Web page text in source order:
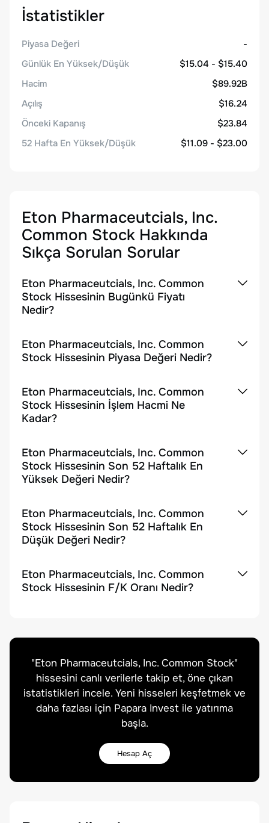
İstatistikler
Piyasa Değeri
-
Günlük En Yüksek/Düşük
$15.04 - $15.40
Hacim
$89.92B
Açılış
$16.24
Önceki Kapanış
$23.84
52 Hafta En Yüksek/Düşük
$11.09 - $23.00
Eton Pharmaceutcials, Inc.
Common Stock Hakkında
Sıkça Sorulan Sorular
Eton Pharmaceutcials, Inc. Common
Stock Hissesinin Bugünkü Fiyatı
Nedir?
Eton Pharmaceutcials, Inc. Common
Stock Hissesinin Piyasa Değeri Nedir?
Eton Pharmaceutcials, Inc. Common
Stock Hissesinin İşlem Hacmi Ne
Kadar?
Eton Pharmaceutcials, Inc. Common
Stock Hissesinin Son 52 Haftalık En
Yüksek Değeri Nedir?
Eton Pharmaceutcials, Inc. Common
Stock Hissesinin Son 52 Haftalık En
Düşük Değeri Nedir?
Eton Pharmaceutcials, Inc. Common
Stock Hissesinin F/K Oranı Nedir?
"Eton Pharmaceutcials, Inc. Common Stock"
hissesini canlı verilerle takip et, öne çıkan
istatistikleri incele. Yeni hisseleri keşfetmek ve
daha fazlası için Papara Invest ile yatırıma
başla.
Hesap Aç